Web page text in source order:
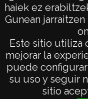
haiek ez
Gunean
Este sitio utiliza
mejorar la
puede
su uso y seguir
sitio
AVISO